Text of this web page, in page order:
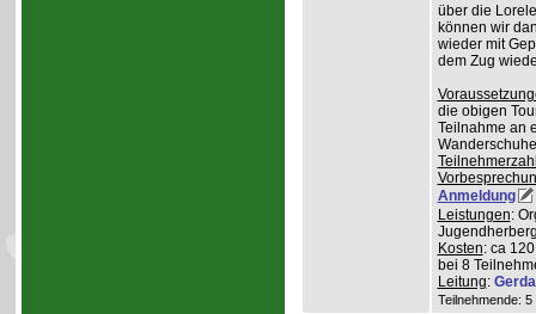
über die
können wir
wieder mit
dem Zug
die obigen
Teilnahme an
Anmeldung
Leistungen:
Kosten: ca
bei 8
Leitung:
Teilnehmende: